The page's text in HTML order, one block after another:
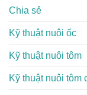
Chia sẻ
Kỹ thuật nuôi ốc
Kỹ thuật nuôi tôm
Kỹ thuật nuôi tôm